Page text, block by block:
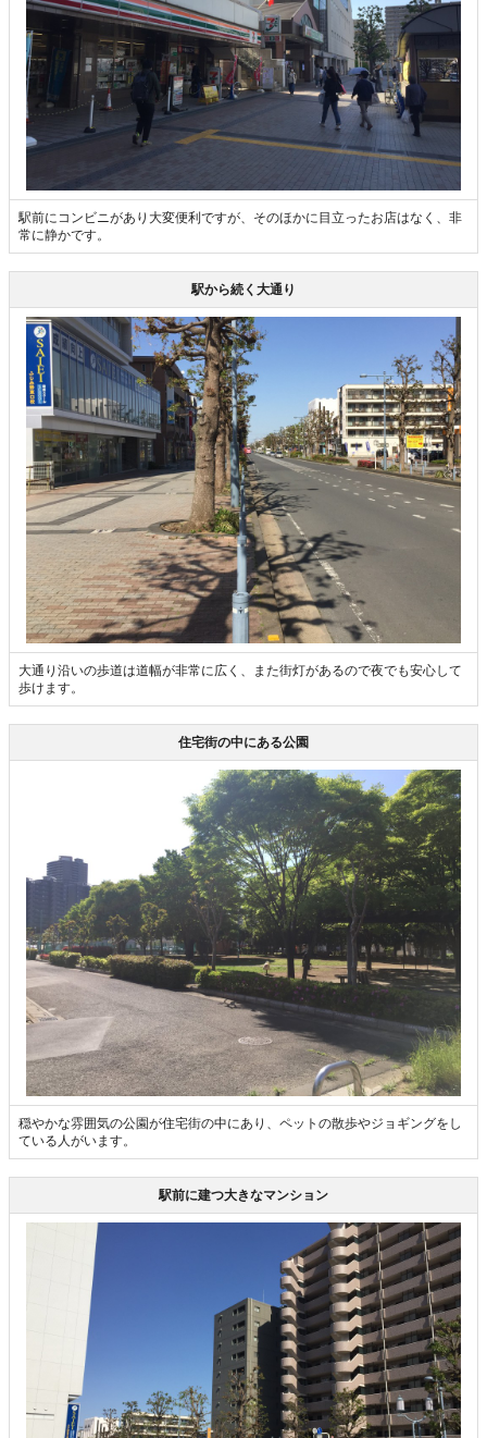
駅前にコンビニがあり大変便利ですが、そのほかに目立ったお店はなく、非
常に静かです。
駅から続く大通り
大通り沿いの歩道は道幅が非常に広く、また街灯があるので夜でも安心して
歩けます。
住宅街の中にある公園
穏やかな雰囲気の公園が住宅街の中にあり、ペットの散歩やジョギングをし
ている人がいます。
駅前に建つ大きなマンション